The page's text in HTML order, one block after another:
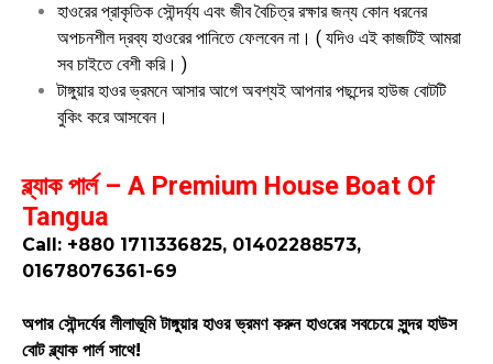
হাওরের প্রাকৃতিক সৌন্দর্য্য এবং জীব বৈচিত্র রক্ষার জন্য কোন ধরনের
অপচনশীল দ্রব্য হাওরের পানিতে ফেলবেন না। ( যদিও এই কাজটিই আমরা
সব চাইতে বেশী করি। )
টাঙ্গুয়ার হাওর ভ্রমনে আসার আগে অবশ্যই আপনার পছন্দের হাউজ বোটটি
বুকিং করে আসবেন।
ব্ল্যাক পার্ল – A Premium House Boat Of
Tangua
Call: +880 1711336825, 01402288573,
01678076361-69
অপার সৌন্দর্যের লীলাভূমি টাঙ্গুয়ার হাওর ভ্রমণ করুন হাওরের সবচেয়ে সুন্দর হাউস
বোট ব্ল্যাক পার্ল সাথে!